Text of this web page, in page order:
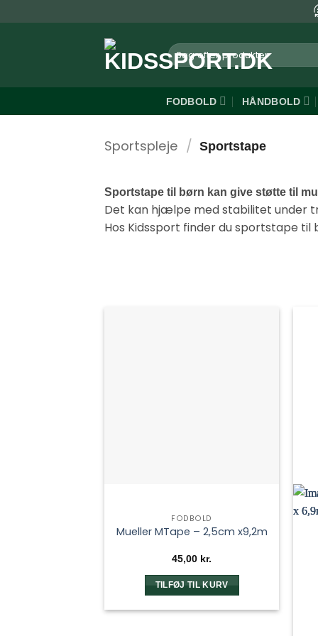
til
Søg
efter:
FODBOLD HÅNDBOLD
Sportspleje / Sportstape
Sportstape til børn kan give støtte til
Det kan hjælpe med stabilitet under
Hos Kidssport finder du sportstape
FODBOLD
Mueller MTape – 2,5cm x9,2m
45,00 kr.
TILFØJ TIL KURV